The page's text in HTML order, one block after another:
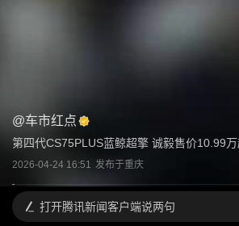
@车市红点
第四代CS75PLUS蓝鲸超擎 诚毅售价10.99万
2026-04-24 16:51 发布于重庆
打开腾讯新闻客户端说两句